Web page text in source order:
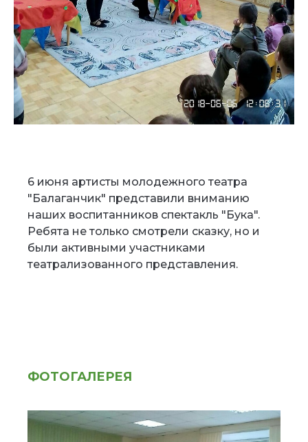
6 июня артисты молодежного театра
"Балаганчик" представили вниманию
наших воспитанников спектакль "Бука".
Ребята не только смотрели сказку, но и
были активными участниками
театрализованного представления.
ФОТОГАЛЕРЕЯ